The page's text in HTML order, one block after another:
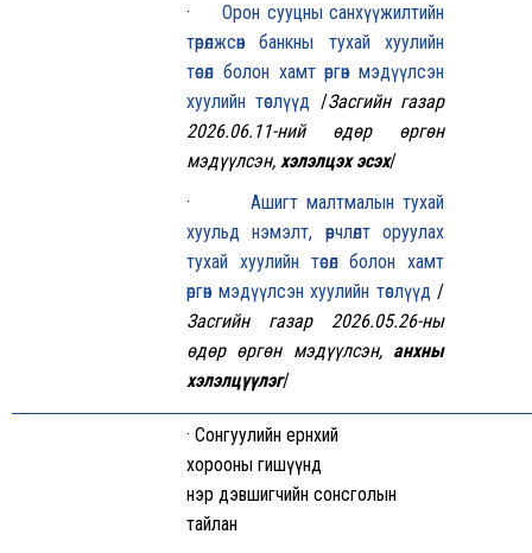
·Орон сууцны санхүүжилтийн
төрөлжсөн банкны тухай хуулийн
төсөл болон хамт өргөн мэдүүлсэн
хуулийн төслүүд /Засгийн газар
2026.06.11-ний өдөр өргөн
мэдүүлсэн, хэлэлцэх эсэх/
· Ашигт малтмалын тухай
хуульд нэмэлт, өөрчлөлт оруулах
тухай хуулийн төсөл болон хамт
өргөн мэдүүлсэн хуулийн төслүүд /
Засгийн газар 2026.05.26-ны
өдөр өргөн мэдүүлсэн, анхны
хэлэлцүүлэг/
· Сонгуулийн ерөнхий
хорооны гишүүнд
нэр дэвшигчийн сонсголын
тайлан